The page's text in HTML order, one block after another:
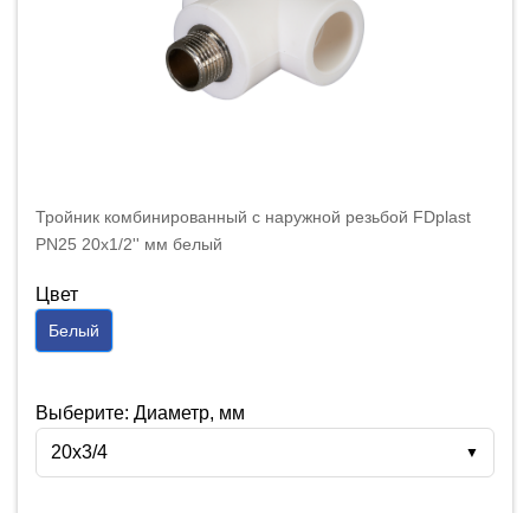
Тройник комбинированный с наружной резьбой FDplast
PN25 20х1/2'' мм белый
Цвет
Белый
Выберите: Диаметр, мм
20х3/4
▼